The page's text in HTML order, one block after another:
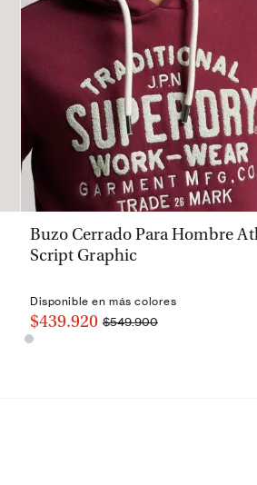
VISTA RÁPIDA
Buzo Cerrado Para Hombre
Script Graphic
Disponible en más colores
$439.920 $549.900